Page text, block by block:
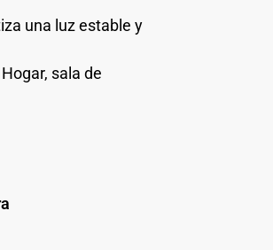
una luz estable y
sala de